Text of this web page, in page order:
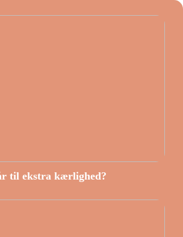
til ekstra kærlighed?